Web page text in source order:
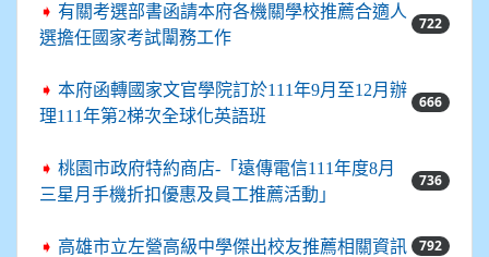
➧ 有關考選部書函請本府各機關學校推薦合適人
選擔任國家考試闈務工作
722
➧ 本府函轉國家文官學院訂於111年9月至12月辦
理111年第2梯次全球化英語班
666
➧ 桃園市政府特約商店-「遠傳電信111年度8月
三星月手機折扣優惠及員工推薦活動」
736
➧ 高雄市立左營高級中學傑出校友推薦相關資訊 792